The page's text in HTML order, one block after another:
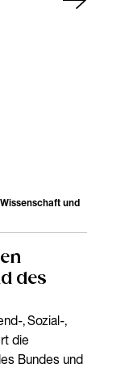
und
des
, Sozial-,
die
Bundes und